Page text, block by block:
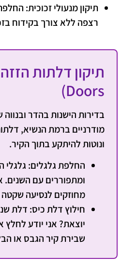
תיקון מנעולי זכוכית:
רצפה ללא צורך בקידוח
Doors)
בדירות הישנות בהדר ובנווה
מודרניים ברמת הנשיא,
ונוטות להיתקע בתוך הקיר.
החלפת גלגלים: גלגלי
ומתפוררים עם השנים.
מחוזקים לנסיעה
חילוץ דלת כיס: דלת
יוצאת? אני יודע
שבירת קיר הגבס או